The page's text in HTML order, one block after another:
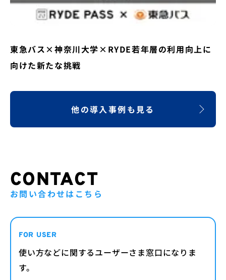
東急バス×神奈川大学×RYDE若年層の利用向上に
向けた新たな挑戦
他の導入事例も見る
CONTACT
お問い合わせはこちら
FOR USER
使い方などに関するユーザーさま窓口になりま
す。